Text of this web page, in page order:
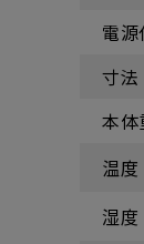
電
寸
本体
温度
湿度